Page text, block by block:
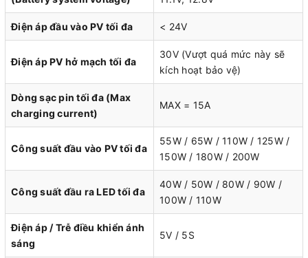
Điện áp đầu vào PV tối đa < 24V
Điện áp PV hở mạch tối đa
30V (Vượt quá mức này sẽ
kích hoạt bảo vệ)
Dòng sạc pin tối đa (Max
charging current)
MAX = 15A
Công suất đầu vào PV tối đa
55W / 65W / 110W / 125W /
150W / 180W / 200W
Công suất đầu ra LED tối đa
40W / 50W / 80W / 90W /
100W / 110W
Điện áp / Trễ điều khiển ánh
sáng
5V / 5S